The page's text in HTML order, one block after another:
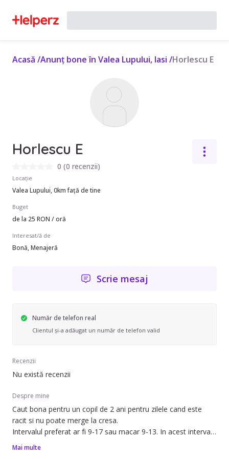
Acasă /Anunț bone în Valea Lupului, Iasi /Horlescu E
Horlescu E
0 (0 recenzii)
Locație
Valea Lupului, 0km față de tine
Buget
de la 25 RON / oră
Interesat/ă de
Bonă, Menajeră
Scrie mesaj
Număr de telefon real
Clientul și-a adăugat un număr de telefon valid
Recenzii
Nu există recenzii
Despre mine
Caut bona pentru un copil de 2 ani pentru zilele cand este
racit si nu poate merge la cresa.
Intervalul preferat ar fi 9-17 sau macar 9-13. In acest interval,
ne dorim ca bona sa faca urmatoarele activitati: joaca,
Mai multe